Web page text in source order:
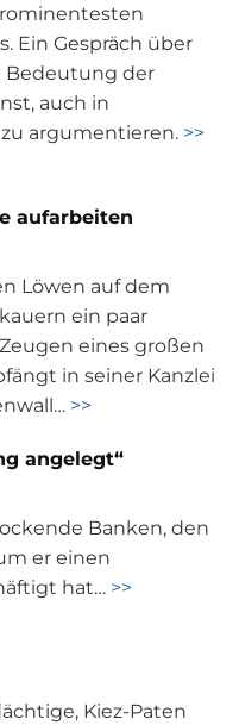
Ein Gespräch über
Bedeutung der
auch in
argumentieren. >>
aufarbeiten
Löwen auf dem
ein paar
eines großen
in seiner Kanzlei
>>
angelegt“
Banken, den
er einen
hat… >>
Kiez-Paten